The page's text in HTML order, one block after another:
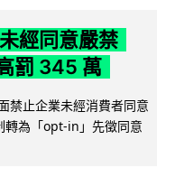
經同意嚴禁
罰 345 萬
禁止企業未經消費者同意
為「opt-in」先徵同意